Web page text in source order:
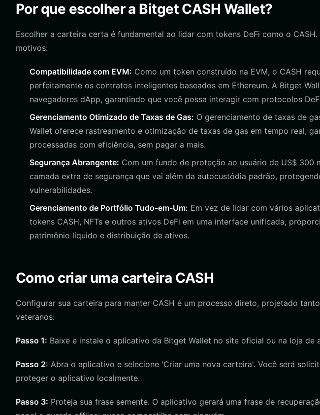
Por que escolher a Bitget CASH Wallet?
Escolher a carteira certa é fundamental ao lidar com tokens DeFi como o
motivos:
Compatibilidade com EVM: Como um token construído na EVM, o CASH
perfeitamente os contratos inteligentes baseados em Ethereum. A Bitget
navegadores dApp, garantindo que você possa interagir com protocolos
Gerenciamento Otimizado de Taxas de Gas: O gerenciamento de taxas de
Wallet oferece rastreamento e otimização de taxas de gas em tempo real,
processadas com eficiência, sem pagar a mais.
Segurança Abrangente: Com um fundo de proteção ao usuário de US$ 300
camada extra de segurança que vai além da autocustódia padrão,
vulnerabilidades.
Gerenciamento de Portfólio Tudo-em-Um: Em vez de lidar com vários
tokens CASH, NFTs e outros ativos DeFi em uma interface unificada,
patrimônio líquido e distribuição de ativos.
Como criar uma carteira CASH
Configurar sua carteira para manter CASH é um processo direto, projetado
veteranos:
Passo 1: Baixe e instale o aplicativo da Bitget Wallet no site oficial ou na loja de
Passo 2: Abra o aplicativo e selecione 'Criar uma nova carteira'. Você será
proteger o aplicativo localmente.
Passo 3: Proteja sua frase semente. O aplicativo gerará uma frase de